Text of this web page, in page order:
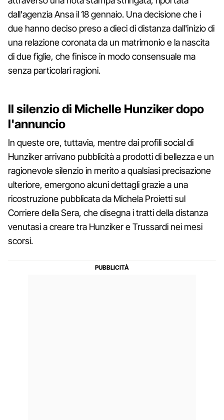
dall'agenzia Ansa il 18 gennaio. Una decisione che i
due hanno deciso preso a dieci di distanza dall'inizio di
una relazione coronata da un matrimonio e la nascita
di due figlie, che finisce in modo consensuale ma
senza particolari ragioni.
Il silenzio di Michelle Hunziker dopo
l'annuncio
In queste ore, tuttavia, mentre dai profili social di
Hunziker arrivano pubblicità a prodotti di bellezza e un
ragionevole silenzio in merito a qualsiasi precisazione
ulteriore, emergono alcuni dettagli grazie a una
ricostruzione pubblicata da Michela Proietti sul
Corriere della Sera, che disegna i tratti della distanza
venutasi a creare tra Hunziker e Trussardi nei mesi
scorsi.